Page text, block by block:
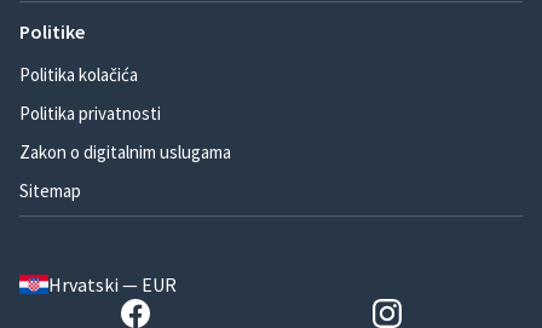
Politike
Politika kolačića
Politika privatnosti
Zakon o digitalnim uslugama
Sitemap
Hrvatski — EUR